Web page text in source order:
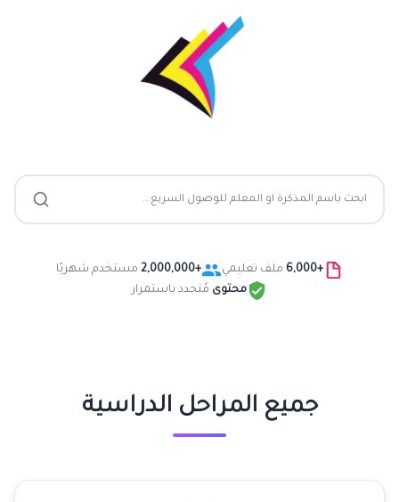
ابحث عن ملف
+6,000 ملف تعليمي +2,000,000
مستخدم شهريًا
محتوى مُتجدد باستمرار
جميع المراحل الدراسية